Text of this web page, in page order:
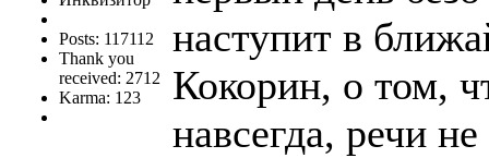
Posts: 117112
Thank you
received: 2712
Karma: 123
наступит в
Кокорин, о том,
навсегда, речи не